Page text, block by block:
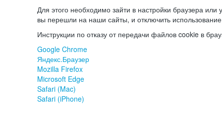
Для этого необходимо зайти в настройки браузера или
вы перешли на наши сайты, и отключить
Инструкции по отказу от передачи файлов cookie в
Google Chrome
Яндекс.Браузер
Mozilla Firefox
Microsoft Edge
Safari (Mac)
Safari (iPhone)